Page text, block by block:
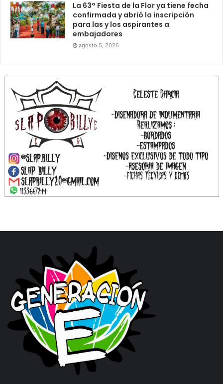
La 63° Fiesta de la Flor ya tiene fecha
confirmada y abrió la inscripción
para las y los aspirantes a
embajadores
agosto 5, 2026